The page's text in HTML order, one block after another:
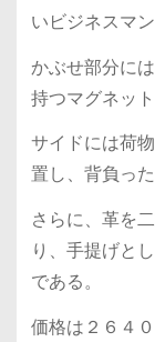
いビジネスマ
かぶせ部分に
持つマグネッ
サイドには荷
置し、背負っ
さらに、革を
り、手提げと
である。
価格は２６４０